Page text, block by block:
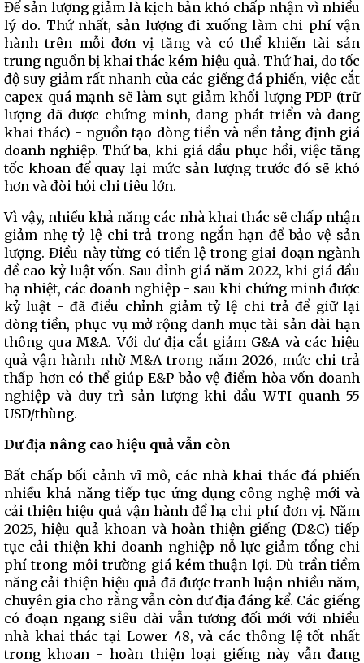
Để sản lượng giảm là kịch bản khó chấp nhận vì nhiều
lý do. Thứ nhất, sản lượng đi xuống làm chi phí vận
hành trên mỗi đơn vị tăng và có thể khiến tài sản
trung nguồn bị khai thác kém hiệu quả. Thứ hai, do tốc
độ suy giảm rất nhanh của các giếng đá phiến, việc cắt
capex quá mạnh sẽ làm sụt giảm khối lượng PDP (trữ
lượng đã được chứng minh, đang phát triển và đang
khai thác) - nguồn tạo dòng tiền và nền tảng định giá
doanh nghiệp. Thứ ba, khi giá dầu phục hồi, việc tăng
tốc khoan để quay lại mức sản lượng trước đó sẽ khó
hơn và đòi hỏi chi tiêu lớn.
Vì vậy, nhiều khả năng các nhà khai thác sẽ chấp nhận
giảm nhẹ tỷ lệ chi trả trong ngắn hạn để bảo vệ sản
lượng. Điều này từng có tiền lệ trong giai đoạn ngành
đề cao kỷ luật vốn. Sau đỉnh giá năm 2022, khi giá dầu
hạ nhiệt, các doanh nghiệp - sau khi chứng minh được
kỷ luật - đã điều chỉnh giảm tỷ lệ chi trả để giữ lại
dòng tiền, phục vụ mở rộng danh mục tài sản dài hạn
thông qua M&A. Với dư địa cắt giảm G&A và các hiệu
quả vận hành nhờ M&A trong năm 2026, mức chi trả
thấp hơn có thể giúp E&P bảo vệ điểm hòa vốn doanh
nghiệp và duy trì sản lượng khi dầu WTI quanh 55
USD/thùng.
Dư địa nâng cao hiệu quả vẫn còn
Bất chấp bối cảnh vĩ mô, các nhà khai thác đá phiến
nhiều khả năng tiếp tục ứng dụng công nghệ mới và
cải thiện hiệu quả vận hành để hạ chi phí đơn vị. Năm
2025, hiệu quả khoan và hoàn thiện giếng (D&C) tiếp
tục cải thiện khi doanh nghiệp nỗ lực giảm tổng chi
phí trong môi trường giá kém thuận lợi. Dù trần tiềm
năng cải thiện hiệu quả đã được tranh luận nhiều năm,
chuyên gia cho rằng vẫn còn dư địa đáng kể. Các giếng
có đoạn ngang siêu dài vẫn tương đối mới với nhiều
nhà khai thác tại Lower 48, và các thông lệ tốt nhất
trong khoan - hoàn thiện loại giếng này vẫn đang